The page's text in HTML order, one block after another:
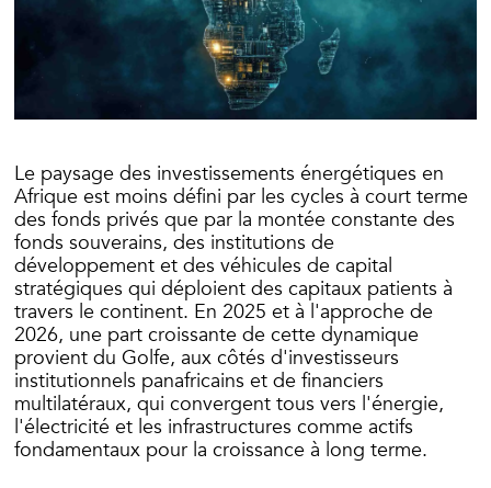
Le paysage des investissements énergétiques en
Afrique est moins défini par les cycles à court terme
des fonds privés que par la montée constante des
fonds souverains, des institutions de
développement et des véhicules de capital
stratégiques qui déploient des capitaux patients à
travers le continent. En 2025 et à l'approche de
2026, une part croissante de cette dynamique
provient du Golfe, aux côtés d'investisseurs
institutionnels panafricains et de financiers
multilatéraux, qui convergent tous vers l'énergie,
l'électricité et les infrastructures comme actifs
fondamentaux pour la croissance à long terme.